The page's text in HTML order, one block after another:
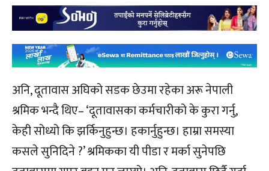
अनि, दूतावास अघिको सडक छेउमा रहेका अरू नेपाली
श्रमिक भन्दै थिए– ‘दूतावासका कर्मचारीको के कुरा गर्नु,
केही सोध्यो कि झर्किनुहुन्छ। हकार्नुहुन्छ। हाम्रा समस्या
कसले सुनिदिने ?’ श्रमिकका यी पीडा र मर्का सुनेपछि